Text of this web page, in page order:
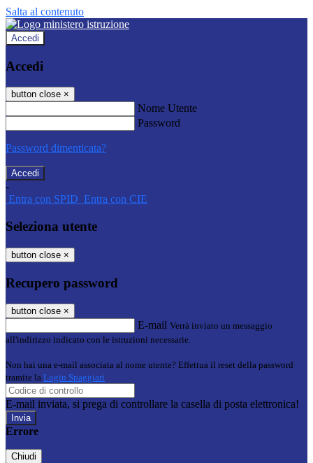
Salta al contenuto
Accedi
Accedi
button close ×
Nome Utente
Password
Password dimenticata?
-
Entra con SPID Entra con CIE
Seleziona utente
button close ×
Recupero password
button close ×
E-mail Verrà inviato un messaggio
all'indirizzo indicato con le istruzioni necessarie.
Non hai una e-mail associata al nome utente? Effettua il reset della password
tramite la Login Spaggiari
E-mail inviata, si prega di controllare la casella di posta elettronica!
Errore
Chiudi